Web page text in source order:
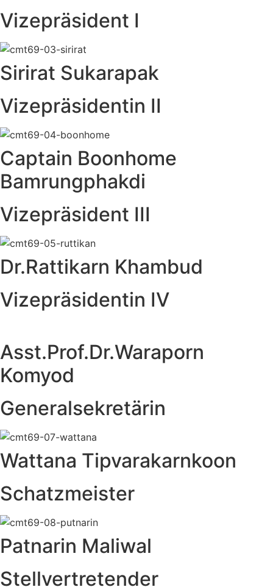
Vizepräsident I
Sirirat Sukarapak
Vizepräsidentin II
Captain Boonhome
Bamrungphakdi
Vizepräsident III
Dr.Rattikarn Khambud
Vizepräsidentin IV
Asst.Prof.Dr.Waraporn
Komyod
Generalsekretärin
Wattana Tipvarakarnkoon
Schatzmeister
Patnarin Maliwal
Stellvertretender